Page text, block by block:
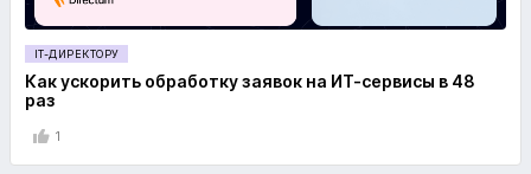
IT-ДИРЕКТОРУ
Как ускорить обработку заявок на ИТ-сервисы в 48
раз
1